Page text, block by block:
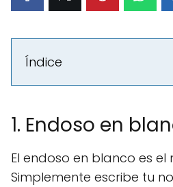
Índice
1. Endoso en
El endoso en blanco es el
Simplemente escribe tu